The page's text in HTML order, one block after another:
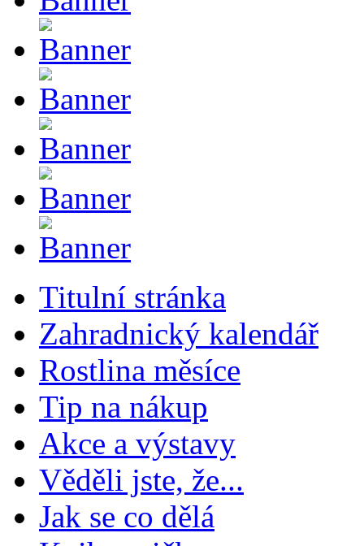
Titulní stránka
Zahradnický kalendář
Rostlina měsíce
Tip na nákup
Akce a výstavy
Věděli jste, že...
Jak se co dělá